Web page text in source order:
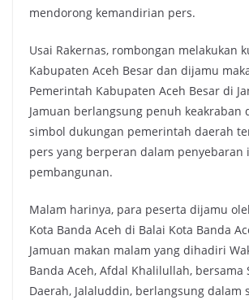
mendorong kemandirian pers.
Usai Rakernas, rombongan melakukan
Kabupaten Aceh Besar dan dijamu
Pemerintah Kabupaten Aceh Besar di
Jamuan berlangsung penuh keakraban
simbol dukungan pemerintah daerah
pers yang berperan dalam penyebaran
pembangunan.
Malam harinya, para peserta dijamu
Kota Banda Aceh di Balai Kota Banda
Jamuan makan malam yang dihadiri
Banda Aceh, Afdal Khalilullah, bersama
Daerah, Jalaluddin, berlangsung dalam